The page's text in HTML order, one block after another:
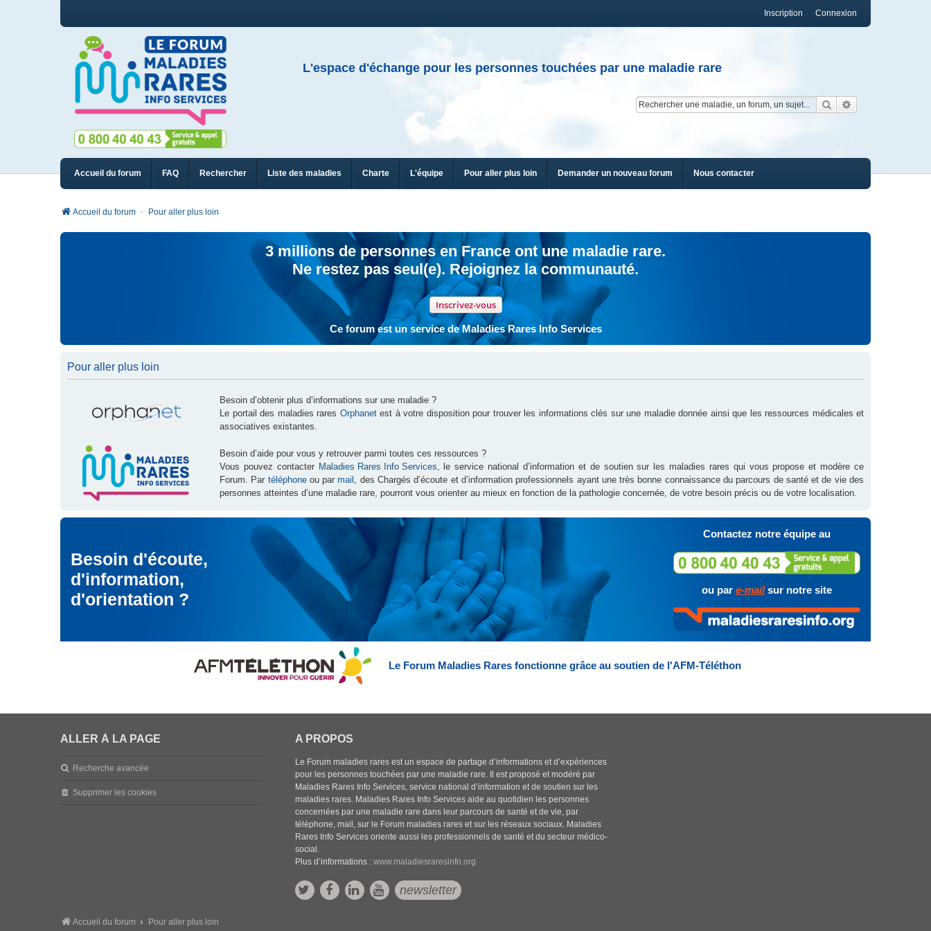
Connexion
Inscription
L'espace d'échange pour les personnes touchées par une maladie rare
Rechercher
Accueil du forum FAQ Rechercher Liste des maladies Charte L'équipe Pour aller plus loin Demander un nouveau forum Nous contacter
Accueil du forum Pour aller plus loin
3 millions de personnes en France ont une maladie rare.
Ne restez pas seul(e). Rejoignez la communauté.
Inscrivez-vous
Ce forum est un service de Maladies Rares Info Services
Pour aller plus loin
Besoin d’obtenir plus d’informations sur une maladie ?
Le portail des maladies rares Orphanetest à votre disposition pour trouver les informations clés sur une maladie donnée ainsi que les ressources médicales et
associatives existantes.
Besoin d’aide pour vous y retrouver parmi toutes ces ressources ?
Vous pouvez contacter Maladies Rares Info Services, le service national d’information et de soutien sur les maladies rares qui vous propose et modère ce
Forum. Par téléphoneou parmail , des Chargés d’écoute et d’information professionnels ayant une très bonne connaissance du parcours de santé et de vie des
personnes atteintes d’une maladie rare, pourront vous orienter au mieux en fonction de la pathologie concernée, de votre besoin précis ou de votre localisation.
Besoin d'écoute,
d'information,
d'orientation ?
Contactez notre équipe au
ou par e-mailsur notre site
Le Forum Maladies Rares fonctionne grâce au soutien de l'AFM-Téléthon
ALLER À LA PAGE
Recherche avancée
Supprimer les cookies
A PROPOS
Le Forum maladies rares est un espace de partage d’informations et d’expériences
pour les personnes touchées par une maladie rare. Il est proposé et modéré par
Maladies Rares Info Services, service national d’information et de soutien sur les
maladies rares. Maladies Rares Info Services aide au quotidien les personnes
concernées par une maladie rare dans leur parcours de santé et de vie, par
téléphone, mail, sur le Forum maladies rares et sur les réseaux sociaux. Maladies
Rares Info Services oriente aussi les professionnels de santé et du secteur médico-
social.
Plus d’informations :www.maladiesraresinfo.org
newsletter
Accueil du forum Pour aller plus loin